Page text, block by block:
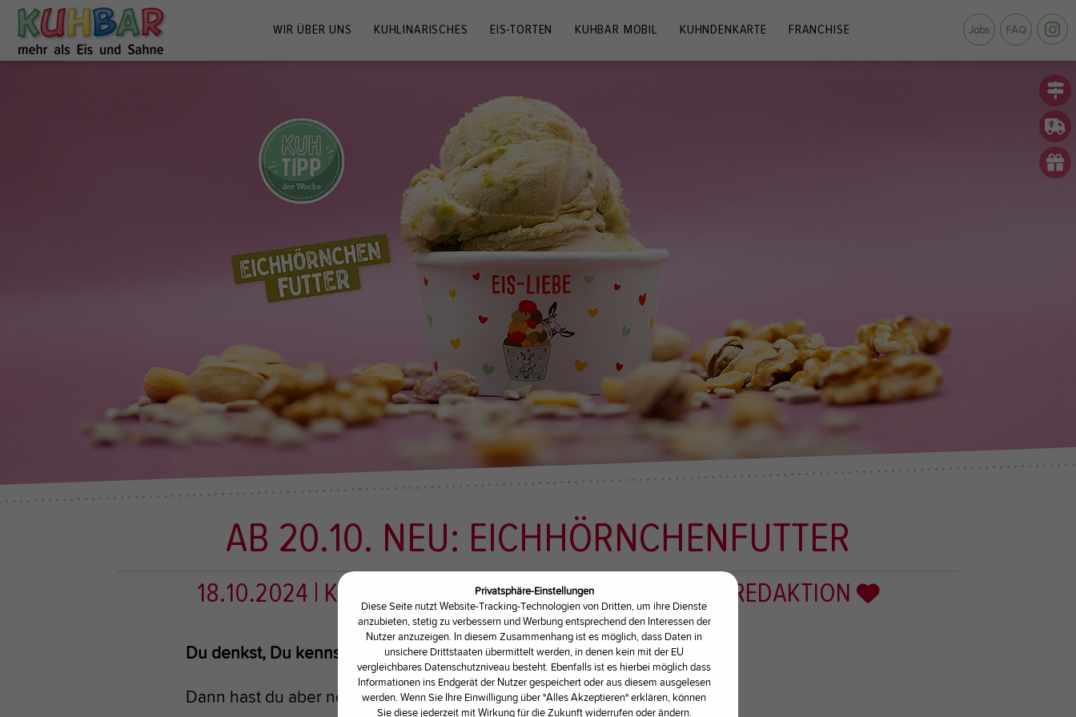
Privatsphäre-Einstellungen
Diese Seite nutzt Website-Tracking-Technologien von Dritten, um ihre Dienste
anzubieten, stetig zu verbessern und Werbung entsprechend den Interessen der
Nutzer anzuzeigen. In diesem Zusammenhang ist es möglich, dass Daten in
unsichere Drittstaaten übermittelt werden, in denen kein mit der EU
vergleichbares Datenschutzniveau besteht. Ebenfalls ist es hierbei möglich dass
Informationen ins Endgerät der Nutzer gespeichert oder aus diesem ausgelesen
werden. Wenn Sie Ihre Einwilligung über "Alles Akzeptieren" erklären, können
Sie diese jederzeit mit Wirkung für die Zukunft widerrufen oder ändern.
WIR ÜBER UNS KUHLINARISCHES EIS-TORTEN KUHBAR MOBIL KUHNDENKARTE FRANCHISE Jobs FAQ
AB 20.10. NEU: EICHHÖRNCHENFUTTER
18.10.2024 | KUHTIPPS | GESCHRIEBEN VON KUHBAR REDAKTION
Du denkst, Du kennst NUSS-Eis? ...
Dann hast du aber noch nie unser superleckeren Kuhtipp der Woche